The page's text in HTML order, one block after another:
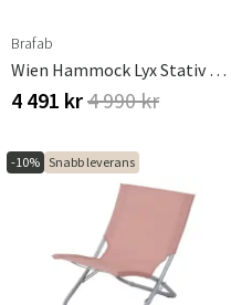
Brafab
Wien Hammock Lyx Stativ Antracit
4 491 kr4 990 kr
-10% Snabb leverans